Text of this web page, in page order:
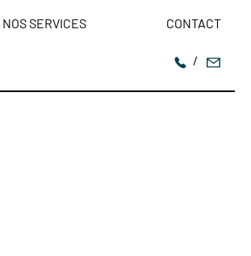
NOS SERVICES CONTACT
/